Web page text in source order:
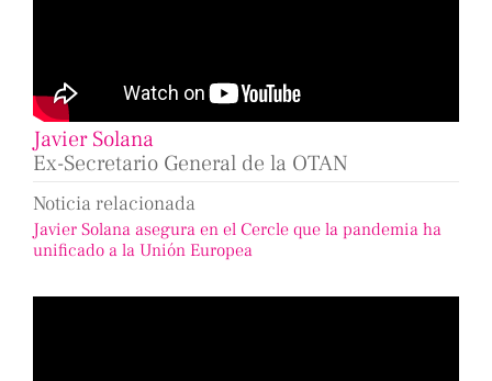
Javier Solana
Ex-Secretario General de la OTAN
Noticia relacionada
Javier Solana asegura en el Cercle que la pandemia ha
unificado a la Unión Europea